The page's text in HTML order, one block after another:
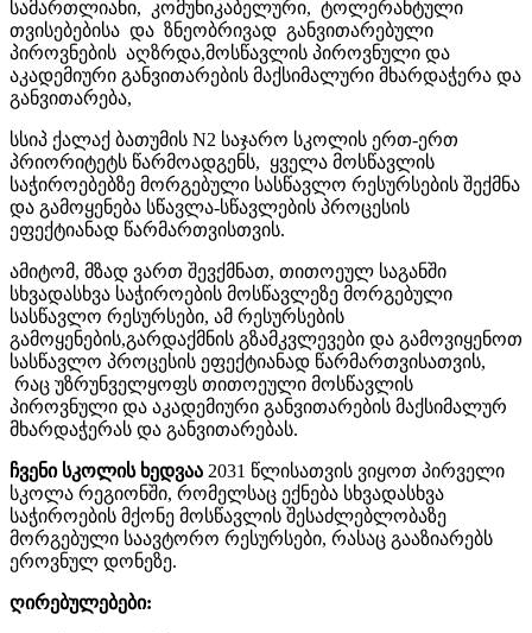
სამართლიანი, კომუნიკაბელური, ტოლერანტული
თვისებებისა და ზნეობრივად განვითარებული
პიროვნების აღზრდა,მოსწავლის პიროვნული და
აკადემიური განვითარების მაქსიმალური მხარდაჭერა და
განვითარება,
სსიპ ქალაქ ბათუმის N2 საჯარო სკოლის ერთ-ერთ
პრიორიტეტს წარმოადგენს, ყველა მოსწავლის
საჭიროებებზე მორგებული სასწავლო რესურსების შექმნა
და გამოყენება სწავლა-სწავლების პროცესის
ეფექტიანად წარმართვისთვის.
ამიტომ, მზად ვართ შევქმნათ, თითოეულ საგანში
სხვადასხვა საჭიროების მოსწავლეზე მორგებული
სასწავლო რესურსები, ამ რესურსების
გამოყენების,გარდაქმნის გზამკვლევები და გამოვიყენოთ
სასწავლო პროცესის ეფექტიანად წარმართვისათვის,
რაც უზრუნველყოფს თითოეული მოსწავლის
პიროვნული და აკადემიური განვითარების მაქსიმალურ
მხარდაჭერას და განვითარებას.
ჩვენი სკოლის ხედვაა 2031 წლისათვის ვიყოთ პირველი
სკოლა რეგიონში, რომელსაც ექნება სხვადასხვა
საჭიროების მქონე მოსწავლის შესაძლებლობაზე
მორგებული საავტორო რესურსები, რასაც გააზიარებს
ეროვნულ დონეზე.
ღირებულებები: